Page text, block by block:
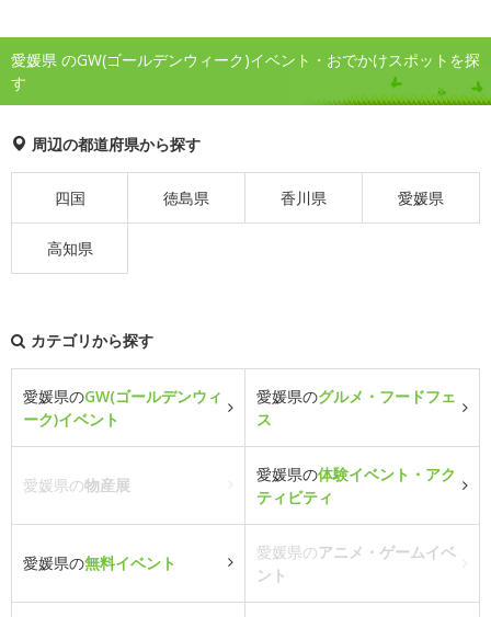
愛媛県 のGW(ゴールデンウィーク)イベント・おでかけスポットを探
す
周辺の都道府県から探す
四国 徳島県 香川県 愛媛県
高知県
カテゴリから探す
愛媛県のGW(ゴールデンウィ
ーク)イベント
愛媛県のグルメ・フードフェ
ス
愛媛県の物産展
愛媛県の体験イベント・アク
ティビティ
愛媛県の無料イベント
愛媛県のアニメ・ゲームイベ
ント